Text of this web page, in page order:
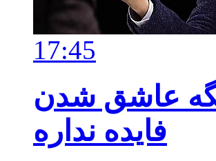
17:45
فصل 1 قسمت 2 : دیگه عاشق شدن
فایده نداره